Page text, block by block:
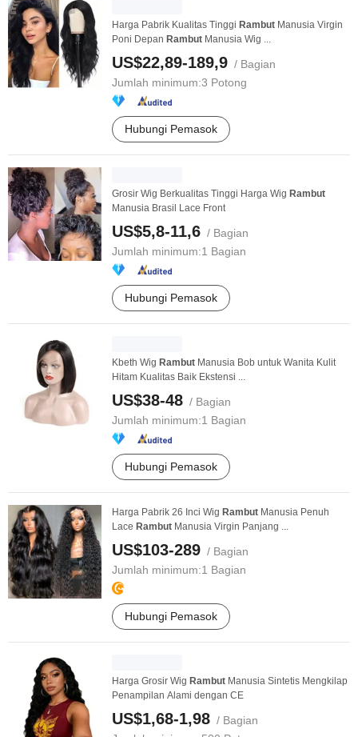
Harga Pabrik Kualitas Tinggi Rambut Manusia Virgin
Poni Depan Rambut Manusia Wig ...
US$22,89-189,9 / Bagian
Jumlah minimum:3 Potong
Hubungi Pemasok
Grosir Wig Berkualitas Tinggi Harga Wig Rambut
Manusia Brasil Lace Front
US$5,8-11,6 / Bagian
Jumlah minimum:1 Bagian
Hubungi Pemasok
Kbeth Wig Rambut Manusia Bob untuk Wanita Kulit
Hitam Kualitas Baik Ekstensi ...
US$38-48 / Bagian
Jumlah minimum:1 Bagian
Hubungi Pemasok
Harga Pabrik 26 Inci Wig Rambut Manusia Penuh
Lace Rambut Manusia Virgin Panjang ...
US$103-289 / Bagian
Jumlah minimum:1 Bagian
Hubungi Pemasok
Harga Grosir Wig Rambut Manusia Sintetis Mengkilap
Penampilan Alami dengan CE
US$1,68-1,98 / Bagian